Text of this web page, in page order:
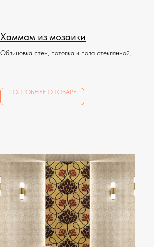
Хаммам из мозаики
Облицовка стен, потолка и пола стеклянной
ПОДРОБНЕЕ О ТОВАРЕ